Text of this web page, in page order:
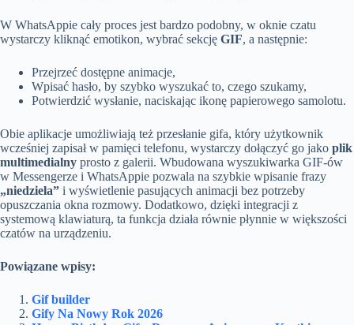
W WhatsAppie cały proces jest bardzo podobny, w oknie czatu
wystarczy kliknąć emotikon, wybrać sekcję GIF, a następnie:
Przejrzeć dostępne animacje,
Wpisać hasło, by szybko wyszukać to, czego szukamy,
Potwierdzić wysłanie, naciskając ikonę papierowego samolotu.
Obie aplikacje umożliwiają też przesłanie gifa, który użytkownik
wcześniej zapisał w pamięci telefonu, wystarczy dołączyć go jako plik
multimedialny prosto z galerii. Wbudowana wyszukiwarka GIF-ów
w Messengerze i WhatsAppie pozwala na szybkie wpisanie frazy
„niedziela” i wyświetlenie pasujących animacji bez potrzeby
opuszczania okna rozmowy. Dodatkowo, dzięki integracji z
systemową klawiaturą, ta funkcja działa równie płynnie w większości
czatów na urządzeniu.
Powiązane wpisy:
Gif builder
Gify Na Nowy Rok 2026